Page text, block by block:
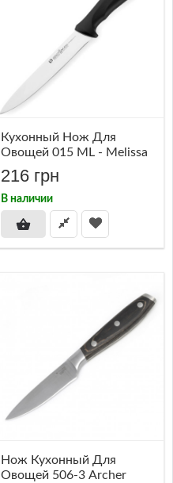
Кухонный Нож Для
Овощей 015 ML - Melissa
216 грн
В наличии
Нож Кухонный Для
Овощей 506-3 Archer